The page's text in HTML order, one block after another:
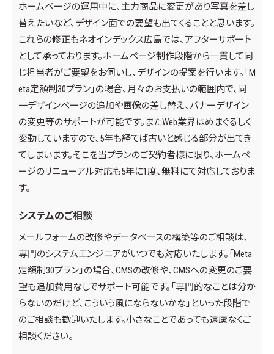
ホームページの運用中に、主力商品に変更があり写真を差し
替えたいなど、デザイン面での要望も出てくることと思います。
これらの修正もネオインデックス広島では、アフターサポート
として承っております。ホームページ制作段階から一貫して同
じ担当者がご要望をお伺いし、デザインの提案を行います。「M
eta定額制30プラン」の場合、月々のお支払いの範囲内で、同
一デザインページの追加や画像の差し替え、バナーデザイン
の変更等のサポートが可能です。またWeb業界はめまぐるしく
変動していますので、5年も経てば古いと感じる部分が出てき
てしまいます。そこを当プランのご契約者様に限り、ホームペ
ージのリニューアル対応も5年に1度、無料にて対応しておりま
す。
システムのご相談
メールフォームの改修やデータベースの構築等のご相談は、
専門のシステムエンジニアがいつでも対応いたします。「Meta
定額制30プラン」の場合、CMSの改修や、CMSへの変更のご要
望も追加費用なしでサポート可能です。「専門的なことは分か
らないのだけど、こういう風にならないかな」といった段階で
のご相談も歓迎いたします。小さなことであっても遠慮なくご
相談ください。